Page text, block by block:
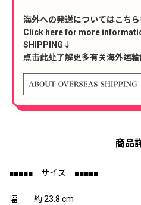
海外への発送についてはこち
Click here for more
SHIPPING↓
点击此处了解更多有关海外运
商品
■■■■■ サイズ ■■■■■
幅 約 23.8 cm